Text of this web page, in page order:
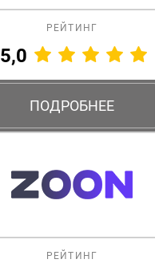
РЕЙТИНГ
5,0
ПОДРОБНЕЕ
РЕЙТИНГ